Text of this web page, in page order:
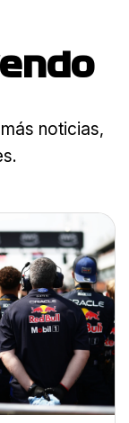
noticias,